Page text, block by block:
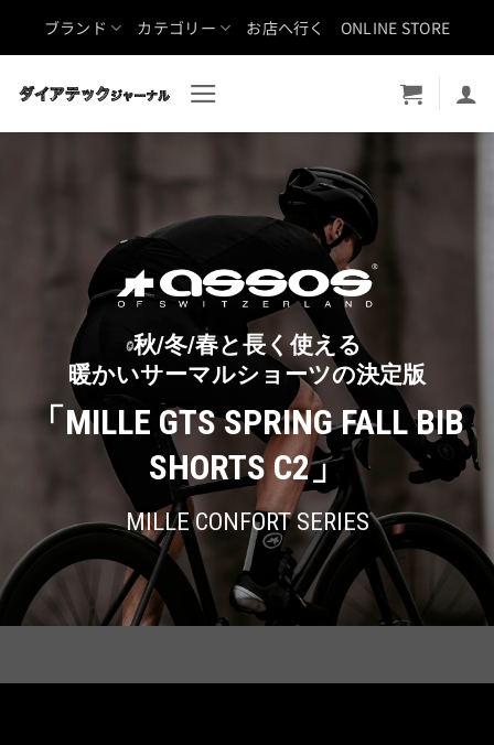
ブランド カテゴリー お店へ行く ONLINE STORE
秋/冬/春と長く使える
暖かいサーマルショーツの決定版
「MILLE GTS SPRING FALL BIB
SHORTS C2」
MILLE CONFORT SERIES